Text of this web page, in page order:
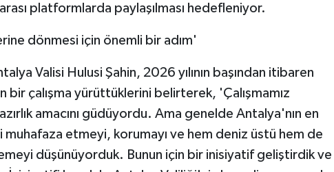
platformlarda paylaşılması hedefleniyor.
dönmesi için önemli bir adım'
Valisi Hulusi Şahin, 2026 yılının başından itibaren
bir çalışma yürüttüklerini belirterek, 'Çalışmamız
amacını güdüyordu. Ama genelde Antalya'nın en
muhafaza etmeyi, korumayı ve hem deniz üstü hem de
düşünüyorduk. Bunun için bir inisiyatif geliştirdik ve